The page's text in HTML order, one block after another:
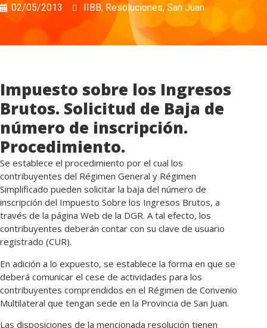
02/05/2013 IIBB, Resoluciones,San Juan
Impuesto sobre los Ingresos
Brutos. Solicitud de Baja de
número de inscripción.
Procedimiento.
Se establece el procedimiento por el cual los
contribuyentes del Régimen General y Régimen
Simplificado pueden solicitar la baja del número de
inscripción del Impuesto Sobre los Ingresos Brutos, a
través de la página Web de la DGR. A tal efecto, los
contribuyentes deberán contar con su clave de usuario
registrado (CUR).
En adición a lo expuesto, se establece la forma en que se
deberá comunicar el cese de actividades para los
contribuyentes comprendidos en el Régimen de Convenio
Multilateral que tengan sede en la Provincia de San Juan.
Las disposiciones de la mencionada resolución tienen